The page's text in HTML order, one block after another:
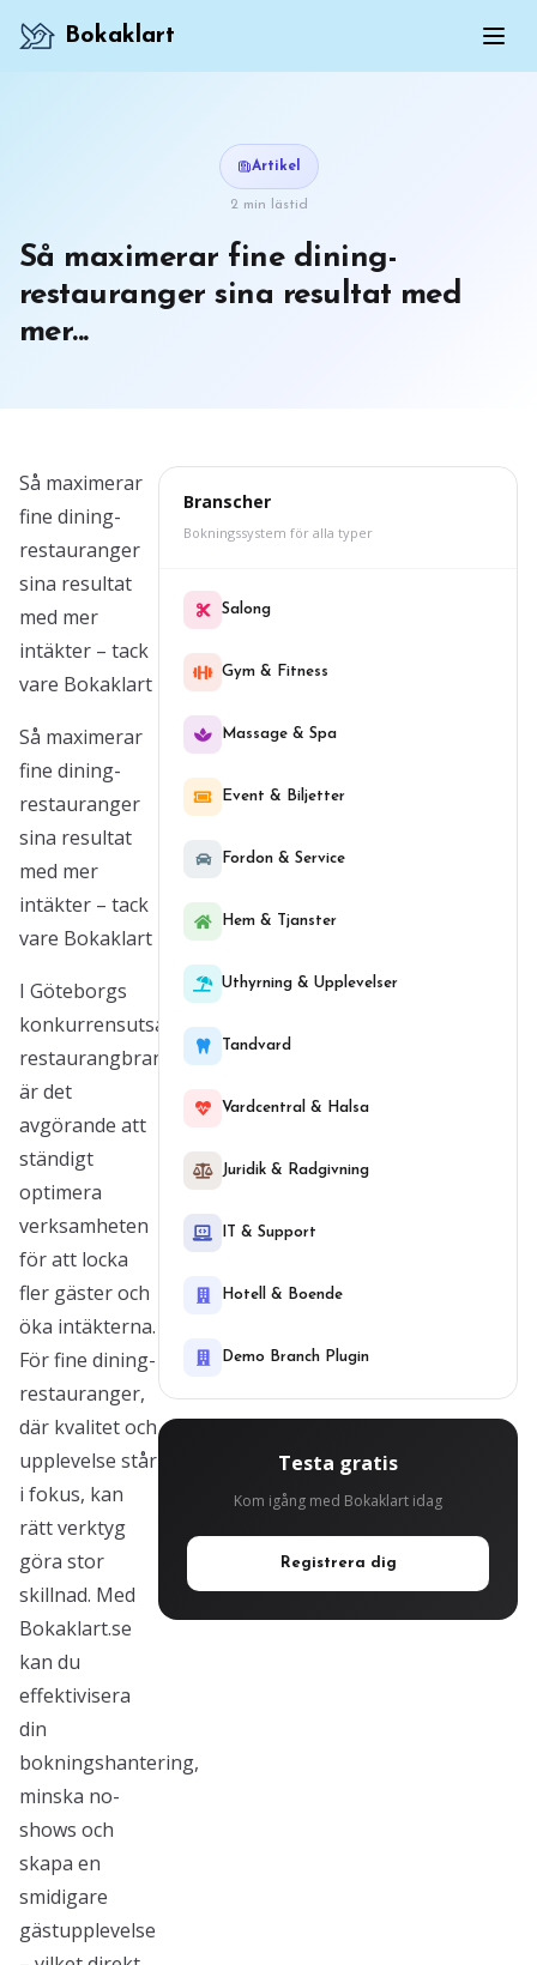
Bokaklart
Artikel
2 min lästid
Så maximerar fine dining-
restauranger sina resultat med
mer...
Så maximerar
fine dining-
restauranger
sina resultat
med mer
intäkter – tack
vare Bokaklart
Så maximerar
fine dining-
restauranger
sina resultat
med mer
intäkter – tack
vare Bokaklart
I Göteborgs
konkurrensutsatta
restaurangbransch
är det
avgörande att
ständigt
optimera
verksamheten
för att locka
fler gäster och
öka intäkterna.
För fine dining-
restauranger,
där kvalitet och
upplevelse står
i fokus, kan
rätt verktyg
göra stor
skillnad. Med
Bokaklart.se
kan du
effektivisera
din
bokningshantering,
minska no-
shows och
skapa en
smidigare
gästupplevelse
Branscher
Bokningssystem för alla typer
Salong
Gym & Fitness
Massage & Spa
Event & Biljetter
Fordon & Service
Hem & Tjanster
Uthyrning & Upplevelser
Tandvard
Vardcentral & Halsa
Juridik & Radgivning
IT & Support
Hotell & Boende
Demo Branch Plugin
Testa gratis
Kom igång med Bokaklart idag
Registrera dig